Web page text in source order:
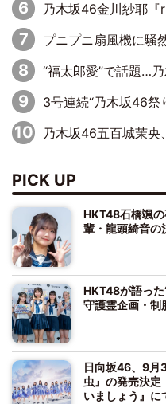
乃木坂46金川紗耶『
プニプニ扇風機に騒然 乃木坂46“
“福太郎愛”で話題…乃木坂46一ノ瀬美
3号連続“乃木坂46祭り” ラストを飾るのは賀喜
乃木坂46五百城茉央、ルームウエアでリラッ
PICK UP
HKT48石橋颯
輩・龍頭綺音の
HKT48が語っ
守護霊企画・制
日向坂46、9月
虫』の発売決定
いましょう』に